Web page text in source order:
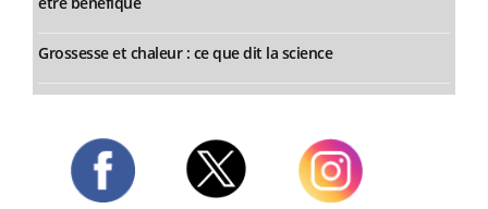
Grossesse et chaleur : ce que dit la science